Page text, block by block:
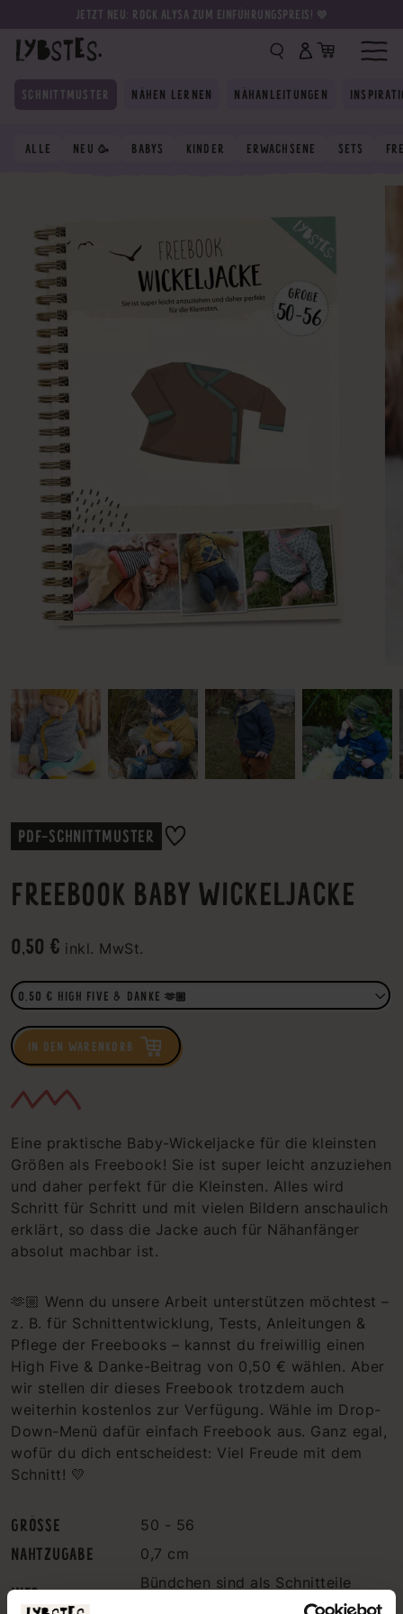
JETZT NEU: ROCK ALYSA ZUM EINFÜHRUNGSPREIS! 💛
SCHNITTMUSTER
ALLE NEU 🥳 BABYS KINDER ERWACHSENE SETS
NÄHEN LERNEN NÄHANLEITUNGEN
PDF-SCHNITTMUSTER
FREEBOOK BABY WICKELJACKE
0,50 € inkl. MwSt.
IN DEN WARENKORB
Eine praktische Baby-Wickeljacke für die kleinsten
Größen als Freebook! Sie ist super leicht anzuziehen
und daher perfekt für die Kleinsten. Alles wird
Schritt für Schritt und mit vielen Bildern anschaulich
erklärt, so dass die Jacke auch für Nähanfänger
absolut machbar ist.
🫶🏼 Wenn du unsere Arbeit unterstützen möchtest –
z. B. für Schnittentwicklung, Tests, Anleitungen &
Pflege der Freebooks – kannst du freiwillig einen
High Five & Danke-Beitrag von 0,50 € wählen. Aber
wir stellen dir dieses Freebook trotzdem auch
weiterhin kostenlos zur Verfügung. Wähle im Drop-
Down-Menü dafür einfach Freebook aus. Ganz egal,
wofür du dich entscheidest: Viel Freude mit dem
Schnitt! 💛
GRÖSSE 50 - 56
NAHTZUGABE 0,7 cm
INFO
Bündchen sind als Schnitteile